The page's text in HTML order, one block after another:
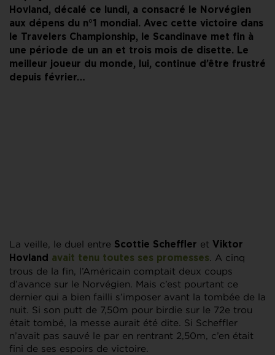
Hovland, décalé ce lundi, a consacré le Norvégien
aux dépens du n°1 mondial. Avec cette victoire dans
le Travelers Championship, le Scandinave met fin à
une période de un an et trois mois de disette. Le
meilleur joueur du monde, lui, continue d’être frustré
depuis février…
La veille, le duel entre Scottie Scheffler et Viktor
Hovland avait tenu toutes ses promesses. A cinq
trous de la fin, l’Américain comptait deux coups
d’avance sur le Norvégien. Mais c’est pourtant ce
dernier qui a bien failli s’imposer avant la tombée de la
nuit. Si son putt de 7,50m pour birdie sur le 72e trou
était tombé, la messe aurait été dite. Si Scheffler
n’avait pas sauvé le par en rentrant 2,50m, c’en était
fini de ses espoirs de victoire.